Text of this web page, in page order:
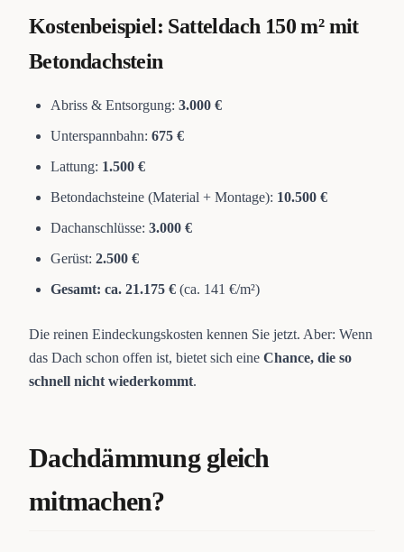
Kostenbeispiel: Satteldach 150 m² mit
Betondachstein
Abriss & Entsorgung: 3.000 €
Unterspannbahn: 675 €
Lattung: 1.500 €
Betondachsteine (Material + Montage): 10.500 €
Dachanschlüsse: 3.000 €
Gerüst: 2.500 €
Gesamt: ca. 21.175 € (ca. 141 €/m²)
Die reinen Eindeckungskosten kennen Sie jetzt. Aber: Wenn
das Dach schon offen ist, bietet sich eine Chance, die so
schnell nicht wiederkommt.
Dachdämmung gleich
mitmachen?